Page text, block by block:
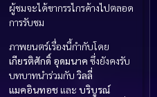
ผู้ชมจะได้ขากรรไกรค้างไปตลอด
การรับชม
ภาพยนตร์เรื่องนี้กำกับโดย
เกียรติศักดิ์ อุดมนาค ซึ่งยังคงรับ
บทบาทนำร่วมกับ วิลลี่
แมคอินทอช และ บริบูรณ์